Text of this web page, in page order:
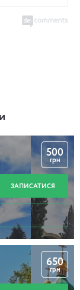
500
грн
ЗАПИСАТИСЯ
650
грн